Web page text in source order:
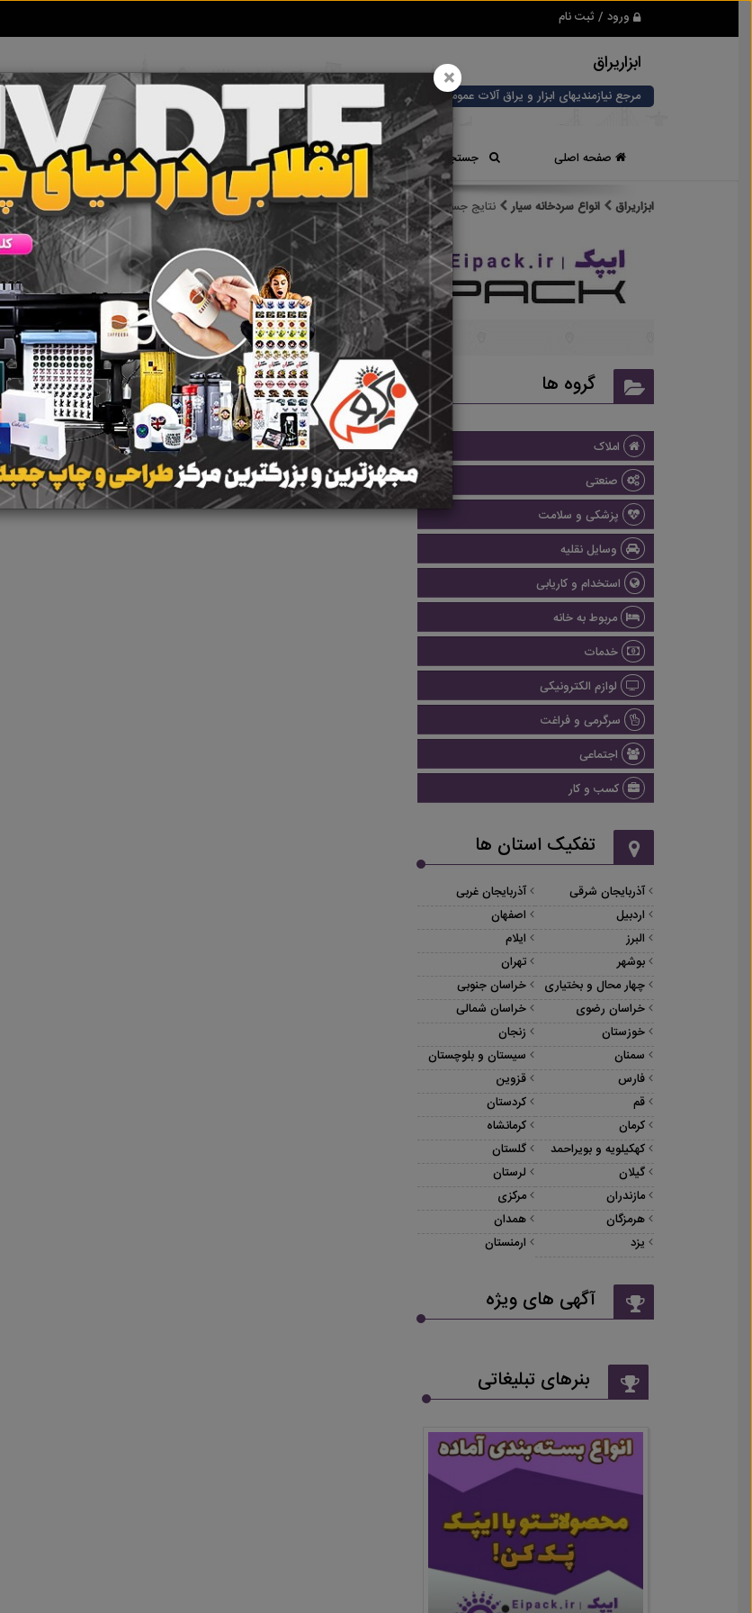
ورود / ثبت نام
ابزاریراق
مرجع نیازمندیهای ابزار و یراق آلات عمومی و صنعتی
صفحه اصلی جستجوی سریع تعرفه آگهی ها خبرهای سایت تماس با ما
ابزاریراق انواع سردخانه سیار نتایج جستجو برای برچسب انواع سردخانه سیار
نتایج جستجو برای برچسبانواع سردخانه سیار گروه ها
املاک
صنعتی
پزشکی و سلامت
وسایل نقلیه
استخدام و کاریابی
مربوط به خانه
خدمات
لوازم الکترونیکی
سرگرمی و فراغت
اجتماعی
کسب و کار
تفکیک استان ها
آذربایجان شرقی
آذربایجان غربی
اردبیل
اصفهان
البرز
ایلام
بوشهر
تهران
چهار محال و بختیاری
خراسان جنوبی
خراسان رضوی
خراسان شمالی
خوزستان
زنجان
سمنان
سیستان و بلوچستان
فارس
قزوین
قم
کردستان
کرمان
کرمانشاه
کهکیلویه و بویراحمد
گلستان
گیلان
لرستان
مازندران
مرکزی
هرمزگان
همدان
یزد
ارمنستان
آگهی های ویژه
بنرهای تبلیغاتی
×